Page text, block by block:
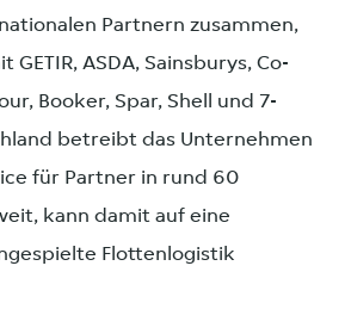
Partnern zusammen,
GETIR, ASDA, Sainsburys, Co-
Booker, Spar, Shell und 7-
betreibt das Unternehmen
für Partner in rund 60
kann damit auf eine
Flottenlogistik